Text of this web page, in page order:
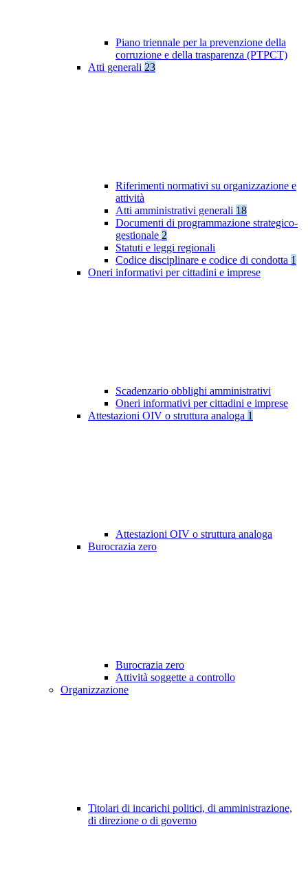
Piano triennale per la prevenzione della
corruzione e della trasparenza (PTPCT)
Atti generali 23
Riferimenti normativi su organizzazione e
attività
Atti amministrativi generali 18
Documenti di programmazione strategico-
gestionale 2
Statuti e leggi regionali
Codice disciplinare e codice di condotta 1
Oneri informativi per cittadini e imprese
Scadenzario obblighi amministrativi
Oneri informativi per cittadini e imprese
Attestazioni OIV o struttura analoga 1
Attestazioni OIV o struttura analoga
Burocrazia zero
Burocrazia zero
Attività soggette a controllo
Organizzazione
Titolari di incarichi politici, di amministrazione,
di direzione o di governo